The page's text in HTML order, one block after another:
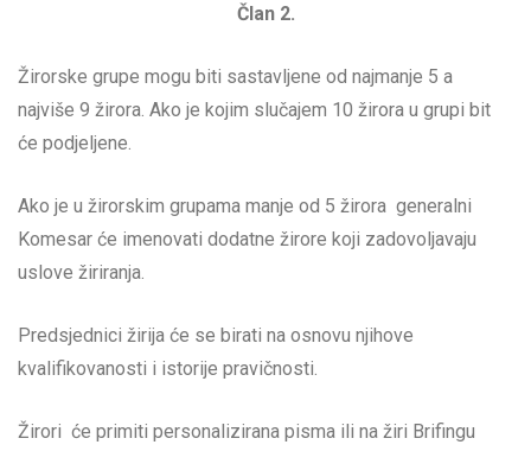
Član 2.
Žirorske grupe mogu biti sastavljene od najmanje 5 a
najviše 9 žirora. Ako je kojim slučajem 10 žirora u grupi bit
će podjeljene.
Ako je u žirorskim grupama manje od 5 žirora generalni
Komesar će imenovati dodatne žirore koji zadovoljavaju
uslove žiriranja.
Predsjednici žirija će se birati na osnovu njihove
kvalifikovanosti i istorije pravičnosti.
Žirori će primiti personalizirana pisma ili na žiri Brifingu